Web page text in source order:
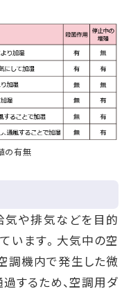
の有無
気や排気などを目的
います。大気中の空
調機内で発生した微
するため、空調用ダ